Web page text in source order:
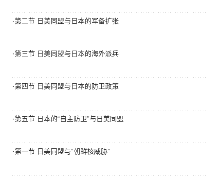
·第二节 日美同盟与日本的军备扩张
·第三节 日美同盟与日本的海外派兵
·第四节 日美同盟与日本的防卫政策
·第五节 日本的“自主防卫”与日美同盟
·第一节 日美同盟与“朝鲜核威胁”